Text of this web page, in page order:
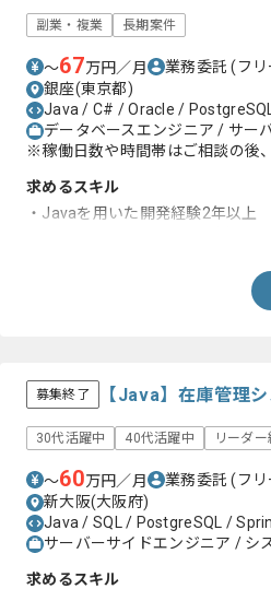
副業・複業 長期案件
〜67万円／月 業務委託(フリ
銀座(東京都)
Java / C# / Oracle /
データベースエンジニア / サー
※稼働日数や時間帯はご相談の後
求めるスキル
・Javaを用いた開発経験2年以上
募集終了 【Java】在庫管理
30代活躍中 40代活躍中 リーダ
〜60万円／月 業務委託(フリ
新大阪(大阪府)
Java / SQL / PostgreSQL /
サーバーサイドエンジニア / シ
求めるスキル